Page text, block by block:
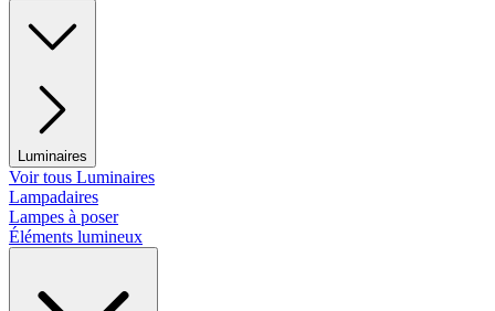
Luminaires
Voir tous Luminaires
Lampadaires
Lampes à poser
Éléments lumineux